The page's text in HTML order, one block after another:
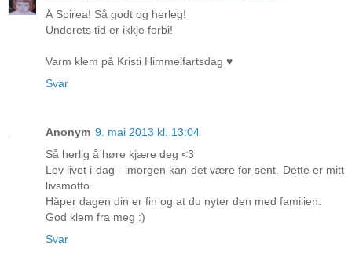
Å Spirea! Så godt og herleg!
Underets tid er ikkje forbi!
Varm klem på Kristi Himmelfartsdag ♥
Svar
Anonym 9. mai 2013 kl. 13:04
Så herlig å høre kjære deg <3
Lev livet i dag - imorgen kan det være for sent. Dette er mitt
livsmotto.
Håper dagen din er fin og at du nyter den med familien.
God klem fra meg :)
Svar